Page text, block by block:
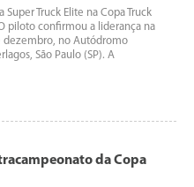
Truck Elite na Copa Truck
piloto confirmou a liderança na
dezembro, no Autódromo
São Paulo (SP). A
da Copa